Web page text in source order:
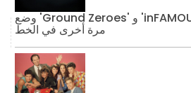
وضع 'Ground Zeroes' و 'inFAMOUS' Xbox و 'Titanfall'
مرة أخرى في الخط